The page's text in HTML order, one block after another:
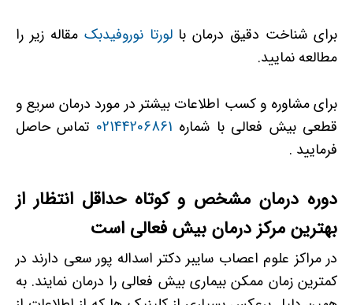
برای شناخت دقیق درمان بالورتا نوروفیدبک مقاله زیر را
مطالعه نمایید.
برای مشاوره و کسب اطلاعات بیشتر در مورد درمان سریع و
قطعی بیش فعالی با شماره 02144206861 تماس حاصل
فرمایید .
دوره درمان مشخص و کوتاه حداقل انتظار از
بهترین مرکز درمان بیش فعالی است
در مراکز علوم اعصاب سایبر دکتر اسداله پور سعی دارند در
کمترین زمان ممکن بیماری بیش فعالی را درمان نمایند. به